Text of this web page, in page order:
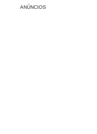
ANÚNCIOS